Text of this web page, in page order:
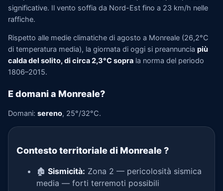
significative. Il vento soffia da Nord-Est fino a 23 km/h nelle
raffiche.
Rispetto alle medie climatiche di agosto a Monreale (26,2°C
di temperatura media), la giornata di oggi si preannuncia più
calda del solito, di circa 2,3°C sopra la norma del periodo
1806–2015.
E domani a Monreale?
Domani: sereno, 25°/32°C.
Contesto territoriale di Monreale?
🏚️ Sismicità: Zona 2 — pericolosità sismica
media — forti terremoti possibili